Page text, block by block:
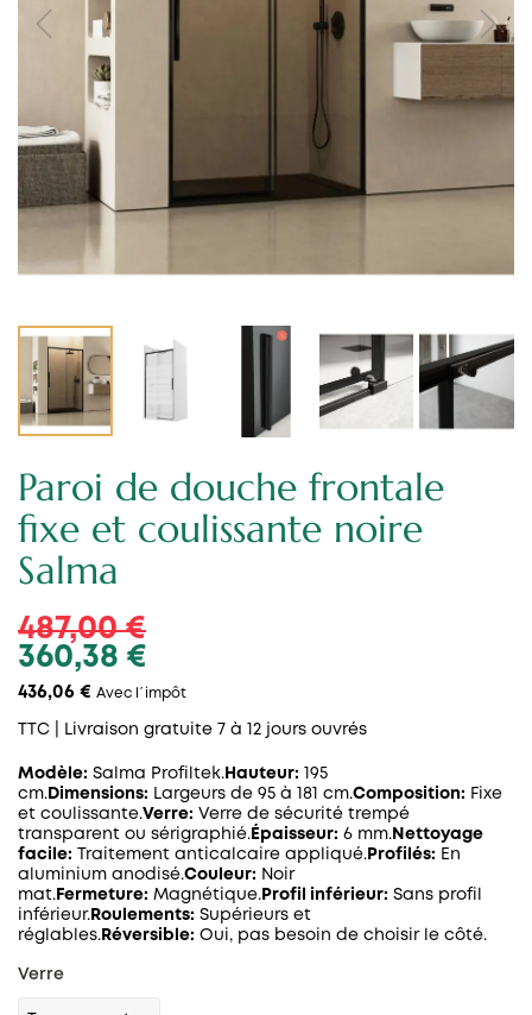
Paroi de douche frontale
fixe et coulissante noire
Salma
487,00 €
360,38 €
436,06 € Avec l´impôt
TTC | Livraison gratuite 7 à 12 jours ouvrés
Modèle: Salma Profiltek. Hauteur: 195
cm. Dimensions: Largeurs de 95 à 181 cm.Composition: Fixe
et coulissante.Verre: Verre de sécurité trempé
transparent ou sérigraphié. Épaisseur: 6 mm. Nettoyage
facile: Traitement anticalcaire appliqué. Profilés: En
aluminium anodisé.Couleur: Noir
mat. Fermeture: Magnétique. Profil inférieur: Sans profil
inférieur. Roulements: Supérieurs et
réglables. Réversible: Oui, pas besoin de choisir le côté.
Verre